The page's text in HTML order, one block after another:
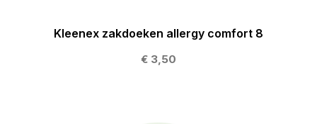
Kleenex zakdoeken allergy comfort 8
€ 3,50